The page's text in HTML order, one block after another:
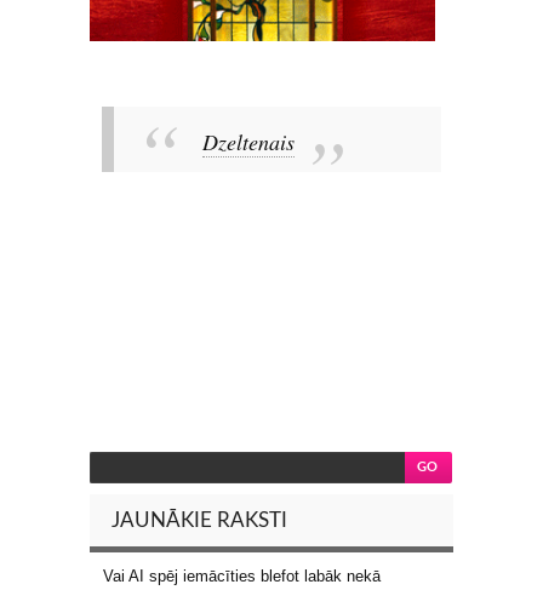
Dzeltenais
JAUNĀKIE RAKSTI
Vai AI spēj iemācīties blefot labāk nekā